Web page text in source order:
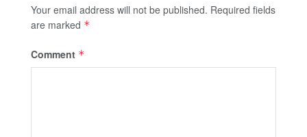
Your email address will not be published. Required fields
are marked *
Comment *